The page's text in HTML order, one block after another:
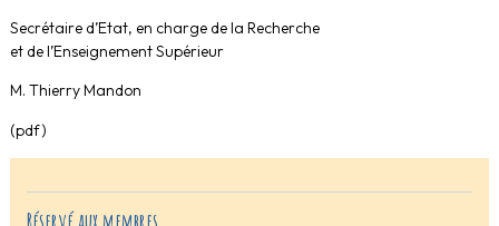
Secrétaire d’Etat, en charge de la Recherche
et de l’Enseignement Supérieur
M. Thierry Mandon
(pdf)